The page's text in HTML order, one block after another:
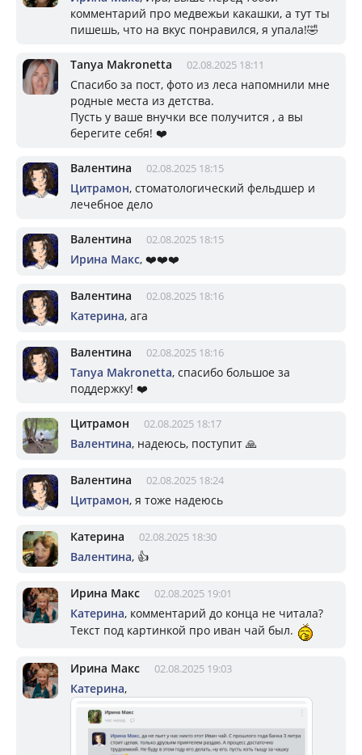
комментарий про медвежьи какашки, а тут ты
пишешь, что на вкус понравился, я упала!🤣
Tanya Makronetta 02.08.2025 18:11
Спасибо за пост, фото из леса напомнили мне
родные места из детства.
Пусть у ваше внучки все получится , а вы
берегите себя! ❤️
Валентина 02.08.2025 18:15
Цитрамон, стоматологический фельдшер и
лечебное дело
Валентина 02.08.2025 18:15
Ирина Макс, ❤️❤️❤️
Валентина 02.08.2025 18:16
Катерина, ага
Валентина 02.08.2025 18:16
Tanya Makronetta, спасибо большое за
поддержку! ❤️
Цитрамон 02.08.2025 18:17
Валентина, надеюсь, поступит 🙏
Валентина 02.08.2025 18:24
Цитрамон, я тоже надеюсь
Катерина 02.08.2025 18:30
Валентина, 👍
Ирина Макс 02.08.2025 19:01
Катерина, комментарий до конца не читала?
Текст под картинкой про иван чай был.
Ирина Макс 02.08.2025 19:03
Катерина,